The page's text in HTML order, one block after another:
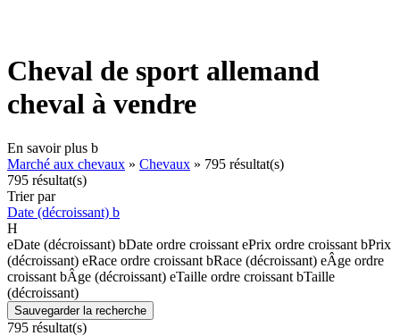
Cheval de sport allemand
cheval à vendre
En savoir plus b
Marché aux chevaux » Chevaux » 795 résultat(s)
795 résultat(s)
Trier par
Date (décroissant) b
H
eDate (décroissant) bDate ordre croissant ePrix ordre croissant bPrix
(décroissant) eRace ordre croissant bRace (décroissant) eÂge ordre
croissant bÂge (décroissant) eTaille ordre croissant bTaille
(décroissant)
Sauvegarder la recherche
795 résultat(s)